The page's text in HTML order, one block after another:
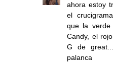
ahora estoy
el
que la
Candy, el
G de
palanca